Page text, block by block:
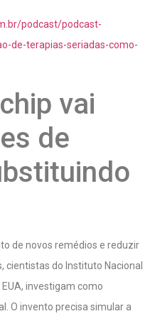
podcast/podcast-
de-terapias-seriadas-como-
vai
de
de novos remédios e reduzir
cientistas do Instituto Nacional
investigam como
O invento precisa simular a